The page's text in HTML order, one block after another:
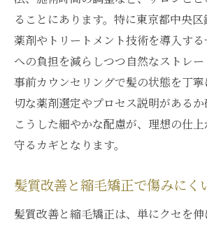
ることにあります。特に東京都中央
薬剤やトリートメント技術を導入す
への負担を減らしつつ自然なストレー
事前カウンセリングで髪の状態を丁
切な薬剤選定やプロセス説明があるか
こうした細やかな配慮が、理想の仕
守るカギとなります。
髪質改善と縮毛矯正で傷みにく
髪質改善と縮毛矯正は、単にクセを伸